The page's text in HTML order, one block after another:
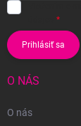
Prihlásiť sa
O NÁS
O nás